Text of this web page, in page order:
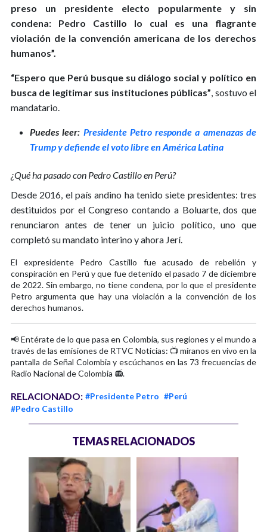
preso un presidente electo popularmente y sin
condena: Pedro Castillo lo cual es una flagrante
violación de la convención americana de los derechos
humanos”.
“Espero que Perú busque su diálogo social y político en
busca de legitimar sus instituciones públicas” , sostuvo el
mandatario.
Puedes leer: Presidente Petro responde a amenazas de
Trump y defiende el voto libre en América Latina
¿Qué ha pasado con Pedro Castillo en Perú?
Desde 2016, el país andino ha tenido siete presidentes: tres
destituidos por el Congreso contando a Boluarte, dos que
renunciaron antes de tener un juicio político, uno que
completó su mandato interino y ahora Jerí.
El expresidente Pedro Castillo fue acusado de rebelión y
conspiración en Perú y que fue detenido el pasado 7 de diciembre
de 2022. Sin embargo, no tiene condena, por lo que el presidente
Petro argumenta que hay una violación a la convención de los
derechos humanos.
📢 Entérate de lo que pasa en Colombia, sus regiones y el mundo a
través de las emisiones de RTVC Noticias: 📺 míranos en vivo en la
pantalla de Señal Colombia y escúchanos en las 73 frecuencias de
Radio Nacional de Colombia 📻.
RELACIONADO: #Presidente Petro #Perú
#Pedro Castillo
TEMAS RELACIONADOS